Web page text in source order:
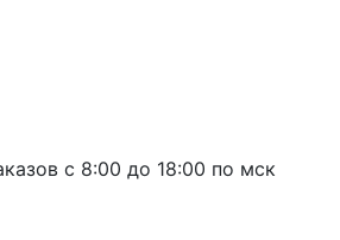
с 8:00 до 18:00 по мск